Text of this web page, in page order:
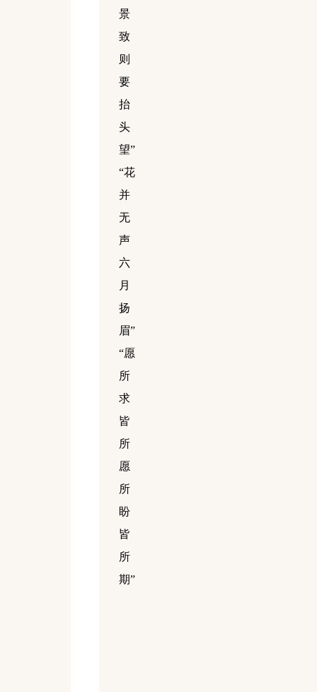
景
致
则
要
抬
头
望”
“花
并
无
声
六
月
扬
眉”
“愿
所
求
皆
所
愿
所
盼
皆
所
期”